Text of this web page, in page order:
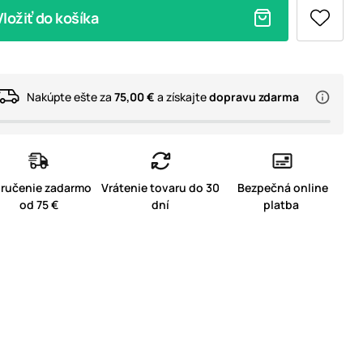
do košíka
Nakúpte ešte za 75,00 € a získajtedopravu zdarma
zadarmo
od 75 €
Vrátenie tovaru do 30
dní
Bezpečná online
platba